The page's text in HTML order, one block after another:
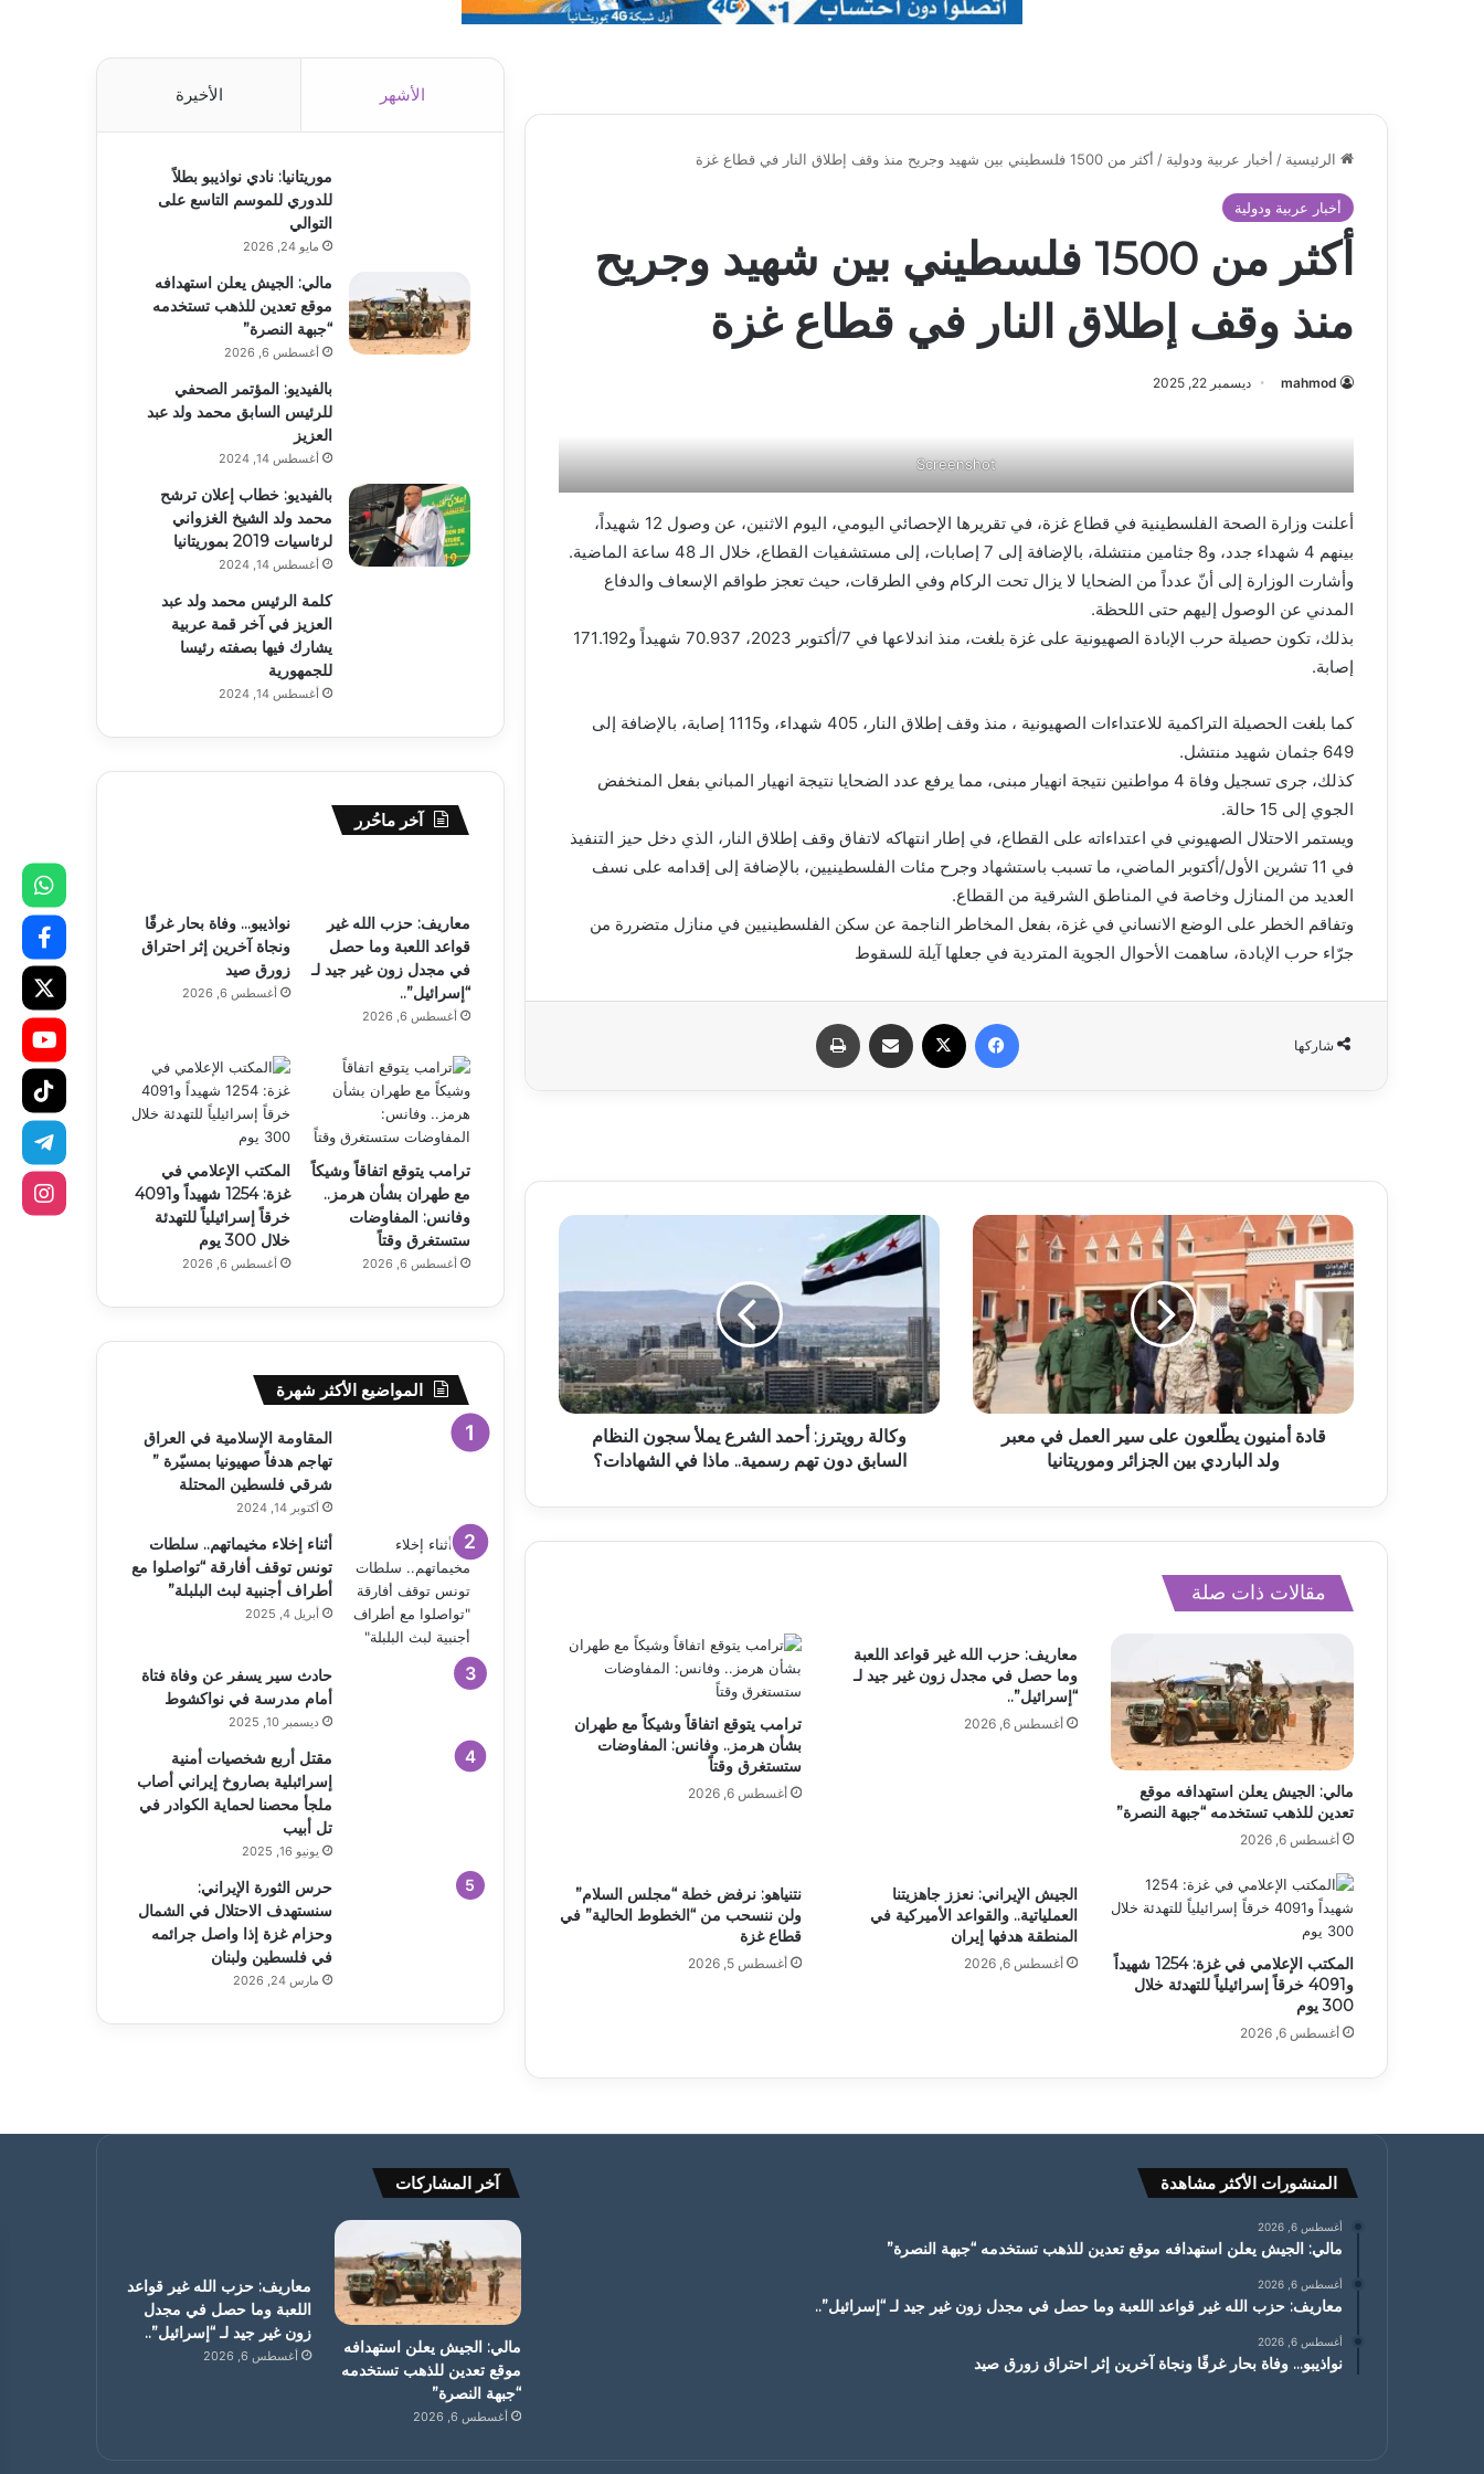
الرئيسية / أخبار عربية ودولية / أكثر من 1500 فلسطيني بين شهيد وجريح منذ وقف إطلاق النار في قطاع غزة
أخبار عربية ودولية
أكثر من 1500 فلسطيني بين شهيد وجريح
منذ وقف إطلاق النار في قطاع غزة
mahmod ديسمبر 22, 2025
Screenshot
أعلنت وزارة الصحة الفلسطينية في قطاع غزة، في تقريرها الإحصائي اليومي، اليوم الاثنين، عن وصول 12 شهيداً،
بينهم 4 شهداء جدد، و8 جثامين منتشلة، بالإضافة إلى 7 إصابات، إلى مستشفيات القطاع، خلال الـ 48 ساعة الماضية.
وأشارت الوزارة إلى أنّ عدداً من الضحايا لا يزال تحت الركام وفي الطرقات، حيث تعجز طواقم الإسعاف والدفاع
المدني عن الوصول إليهم حتى اللحظة.
بذلك، تكون حصيلة حرب الإبادة الصهيونية على غزة بلغت، منذ اندلاعها في 7/أكتوبر 2023، 70.937 شهيداً و171.192
إصابة.
كما بلغت الحصيلة التراكمية للاعتداءات الصهيونية ، منذ وقف إطلاق النار، 405 شهداء، و1115 إصابة، بالإضافة إلى
649 جثمان شهيد منتشل.
كذلك، جرى تسجيل وفاة 4 مواطنين نتيجة انهيار مبنى، مما يرفع عدد الضحايا نتيجة انهيار المباني بفعل المنخفض
الجوي إلى 15 حالة.
ويستمر الاحتلال الصهيوني في اعتداءاته على القطاع، في إطار انتهاكه لاتفاق وقف إطلاق النار، الذي دخل حيز التنفيذ
في 11 تشرين الأول/أكتوبر الماضي، ما تسبب باستشهاد وجرح مئات الفلسطينيين، بالإضافة إلى إقدامه على نسف
العديد من المنازل وخاصة في المناطق الشرقية من القطاع.
وتفاقم الخطر على الوضع الانساني في غزة، بفعل المخاطر الناجمة عن سكن الفلسطينيين في منازل متضررة من
جرّاء حرب الإبادة، ساهمت الأحوال الجوية المتردية في جعلها آيلة للسقوط
شاركها
فيسبوك مشاركة عبر البريد
قادة أمنيون يطّلعون على سير العمل في معبر
ولد الباردي بين الجزائر وموريتانيا
وكالة رويترز: أحمد الشرع يملأ سجون النظام
السابق دون تهم رسمية.. ماذا في الشهادات؟
مقالات ذات صلة
مالي: الجيش يعلن استهدافه موقع
تعدين للذهب تستخدمه “جبهة النصرة”
أغسطس 6, 2026
معاريف: حزب الله غير قواعد اللعبة
وما حصل في مجدل زون غير جيد لـ
“إسرائيل”..
أغسطس 6, 2026
ترامب يتوقع اتفاقاً وشيكاً مع طهران
بشأن هرمز.. وفانس: المفاوضات
ستستغرق وقتاً
أغسطس 6, 2026
المكتب الإعلامي في غزة: 1254 شهيداً
و4091 خرقاً إسرائيلياً للتهدئة خلال
300 يوم
أغسطس 6, 2026
الجيش الإيراني: نعزز جاهزيتنا
العملياتية.. والقواعد الأميركية في
المنطقة هدفها إيران
أغسطس 6, 2026
نتنياهو: نرفض خطة “مجلس السلام”
ولن ننسحب من “الخطوط الحالية” في
قطاع غزة
أغسطس 5, 2026
الأشهر الأخيرة
موريتانيا: نادي نواذيبو بطلاً
للدوري للموسم التاسع على
التوالي
مايو 24, 2026
مالي: الجيش يعلن استهدافه
موقع تعدين للذهب تستخدمه
“جبهة النصرة”
أغسطس 6, 2026
بالفيديو: المؤتمر الصحفي
للرئيس السابق محمد ولد عبد
العزيز
أغسطس 14, 2024
بالفيديو: خطاب إعلان ترشح
محمد ولد الشيخ الغزواني
لرئاسيات 2019 بموريتانيا
أغسطس 14, 2024
كلمة الرئيس محمد ولد عبد
العزيز في آخر قمة عربية
يشارك فيها بصفته رئيسا
للجمهورية
أغسطس 14, 2024
آخر ماحُرر
معاريف: حزب الله غير
قواعد اللعبة وما حصل
في مجدل زون غير جيد لـ
“إسرائيل”..
أغسطس 6, 2026
نواذيبو… وفاة بحار غرقًا
ونجاة آخرين إثر احتراق
زورق صيد
أغسطس 6, 2026
ترامب يتوقع اتفاقاً وشيكاً
مع طهران بشأن هرمز..
وفانس: المفاوضات
ستستغرق وقتاً
أغسطس 6, 2026
المكتب الإعلامي في
غزة: 1254 شهيداً و4091
خرقاً إسرائيلياً للتهدئة
خلال 300 يوم
أغسطس 6, 2026
المواضيع الأكثر شهرة
المقاومة الإسلامية في العراق
تهاجم هدفاً صهيونيا بمسيّرة ”
شرقي فلسطين المحتلة
أكتوبر 14, 2024
أثناء إخلاء مخيماتهم.. سلطات
تونس توقف أفارقة “تواصلوا مع
أطراف أجنبية لبث البلبلة”
أبريل 4, 2025
حادث سير يسفر عن وفاة فتاة
أمام مدرسة في نواكشوط
ديسمبر 10, 2025
مقتل أربع شخصيات أمنية
إسرائبلية بصاروخ إيراني أصاب
ملجأ محصنا لحماية الكوادر في
تل أبيب
يونيو 16, 2025
حرس الثورة الإيراني:
سنستهدف الاحتلال في الشمال
وحزام غزة إذا واصل جرائمه
في فلسطين ولبنان
مارس 24, 2026
المنشورات الأكثر مشاهدة
أغسطس 6, 2026
مالي: الجيش يعلن استهدافه موقع تعدين للذهب تستخدمه “جبهة النصرة”
أغسطس 6, 2026
معاريف: حزب الله غير قواعد اللعبة وما حصل في مجدل زون غير جيد لـ “إسرائيل”..
أغسطس 6, 2026
نواذيبو… وفاة بحار غرقًا ونجاة آخرين إثر احتراق زورق صيد
آخر المشاركات
مالي: الجيش يعلن استهدافه
موقع تعدين للذهب تستخدمه
“جبهة النصرة”
أغسطس 6, 2026
معاريف: حزب الله غير قواعد
اللعبة وما حصل في مجدل
زون غير جيد لـ “إسرائيل”..
أغسطس 6, 2026